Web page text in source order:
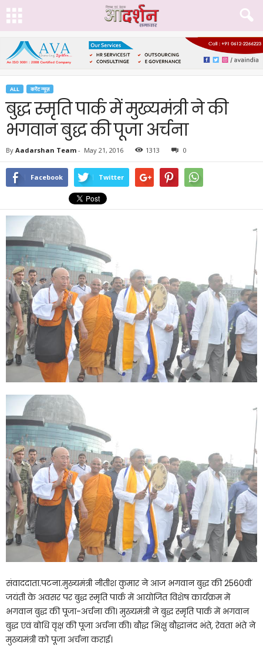
ALL करेंट न्यूज़
बुद्ध स्मृति पार्क में मुख्यमंत्री ने की
भगवान बुद्ध की पूजा अर्चना
By Aadarshan Team - May 21, 2016 1313 0
Facebook Twitter
संवाददाता.पटना.मुख्यमंत्री नीतीश कुमार ने आज भगवान बुद्ध की 2560वीं
जयंती के अवसर पर बुद्ध स्मृति पार्क में आयोजित विशेष कार्यक्रम में
भगवान बुद्ध की पूजा-अर्चना की। मुख्यमंत्री ने बुद्ध स्मृति पार्क में भगवान
बुद्ध एवं बोधि वृक्ष की पूजा अर्चना की। बौद्ध भिक्षु बौद्धानंद भंते, रेवता भंते ने
मुख्यमंत्री को पूजा अर्चना कराई।